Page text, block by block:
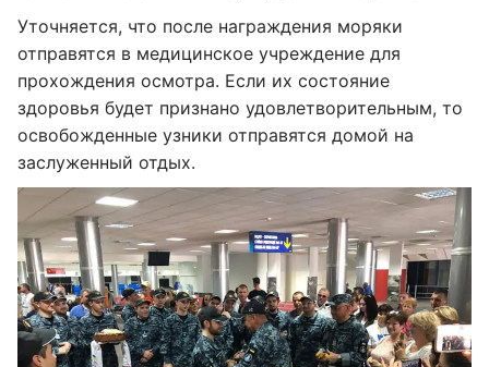
Уточняется, что после награждения моряки
отправятся в медицинское учреждение для
прохождения осмотра. Если их состояние
здоровья будет признано удовлетворительным, то
освобожденные узники отправятся домой на
заслуженный отдых.